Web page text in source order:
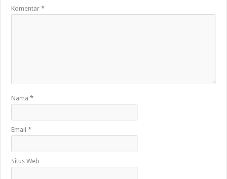
Komentar*
Nama*
Email*
Situs Web